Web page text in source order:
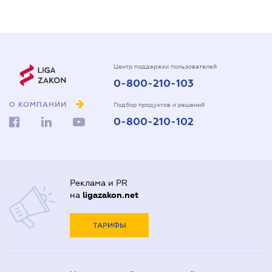
О КОМПАНИИ
Центр поддержки пользователей
0-800-210-103
Подбор продуктов и решений
0-800-210-102
Реклама и PR
на ligazakon.net
ТАРИФЫ